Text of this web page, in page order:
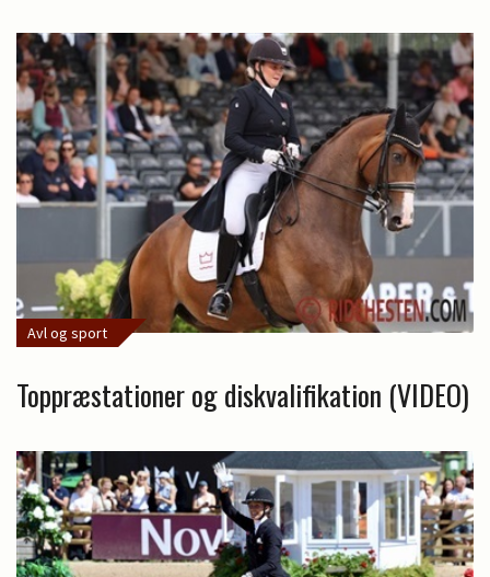
Avl og sport
Toppræstationer og diskvalifikation (VIDEO)